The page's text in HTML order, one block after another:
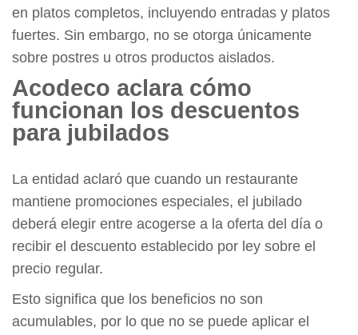
en platos completos, incluyendo entradas y platos
fuertes. Sin embargo, no se otorga únicamente
sobre postres u otros productos aislados.
Acodeco aclara cómo
funcionan los descuentos
para jubilados
La entidad aclaró que cuando un restaurante
mantiene promociones especiales, el jubilado
deberá elegir entre acogerse a la oferta del día o
recibir el descuento establecido por ley sobre el
precio regular.
Esto significa que los beneficios no son
acumulables, por lo que no se puede aplicar el